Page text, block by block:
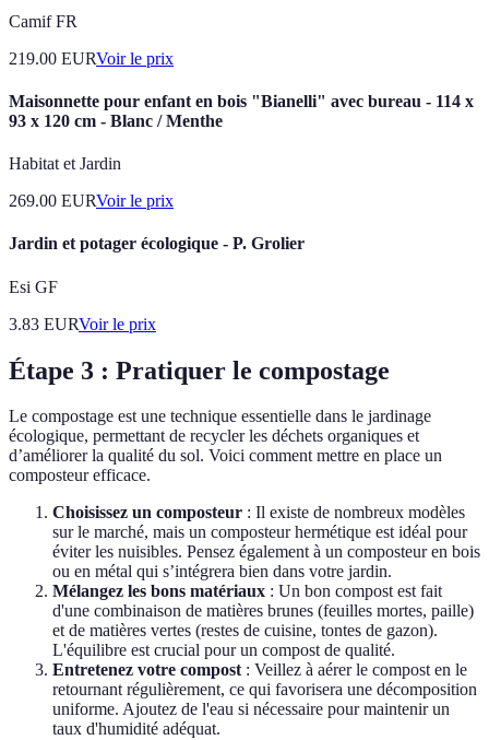
Camif FR
219.00 EURVoir le prix
Maisonnette pour enfant en bois "Bianelli" avec bureau - 114 x
93 x 120 cm - Blanc / Menthe
Habitat et Jardin
269.00 EURVoir le prix
Jardin et potager écologique - P. Grolier
Esi GF
3.83 EURVoir le prix
Étape 3 : Pratiquer le compostage
Le compostage est une technique essentielle dans le jardinage
écologique, permettant de recycler les déchets organiques et
d’améliorer la qualité du sol. Voici comment mettre en place un
composteur efficace.
Choisissez un composteur : Il existe de nombreux modèles
sur le marché, mais un composteur hermétique est idéal pour
éviter les nuisibles. Pensez également à un composteur en bois
ou en métal qui s’intégrera bien dans votre jardin.
Mélangez les bons matériaux : Un bon compost est fait
d'une combinaison de matières brunes (feuilles mortes, paille)
et de matières vertes (restes de cuisine, tontes de gazon).
L'équilibre est crucial pour un compost de qualité.
Entretenez votre compost: Veillez à aérer le compost en le
retournant régulièrement, ce qui favorisera une décomposition
uniforme. Ajoutez de l'eau si nécessaire pour maintenir un
taux d'humidité adéquat.